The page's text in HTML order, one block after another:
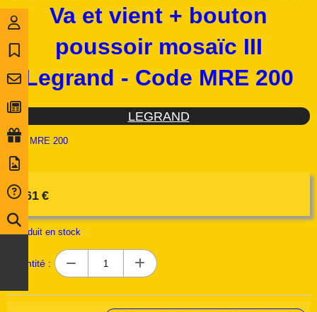
Va et vient + bouton
poussoir mosaïc III
Legrand - Code MRE 200
LEGRAND
Ref : MRE 200
5,61 €
1produit en stock
Quantité :